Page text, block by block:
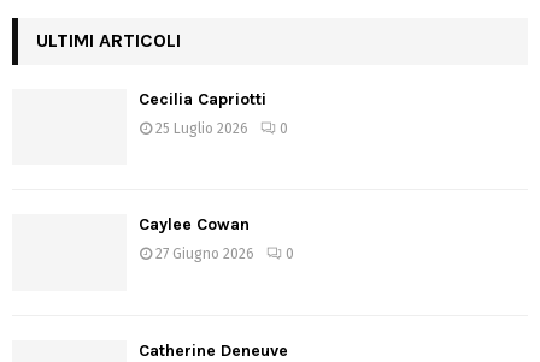
ULTIMI ARTICOLI
Cecilia Capriotti
25 Luglio 2026 0
Caylee Cowan
27 Giugno 2026 0
Catherine Deneuve